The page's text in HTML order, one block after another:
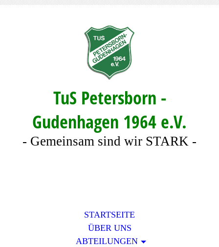
TuS Petersborn -
Gudenhagen 1964 e.V.
- Gemeinsam sind wir STARK -
STARTSEITE
ÜBER UNS
ABTEILUNGEN